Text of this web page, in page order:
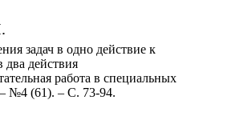
задач в одно действие к
два действия
работа в специальных
№4 (61). – С. 73-94.